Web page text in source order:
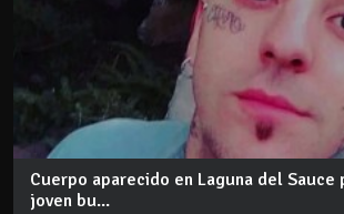
Cuerpo aparecido en Laguna del Sauce
joven bu...